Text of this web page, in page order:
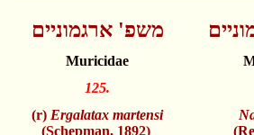
משפ' ארגמוניים
Muricidae
125.
(r) Ergalatax martensi
(Schepman, 1892)